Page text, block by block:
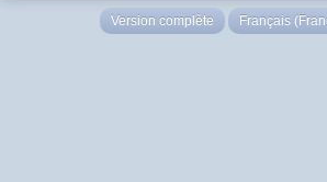
Version complète Français